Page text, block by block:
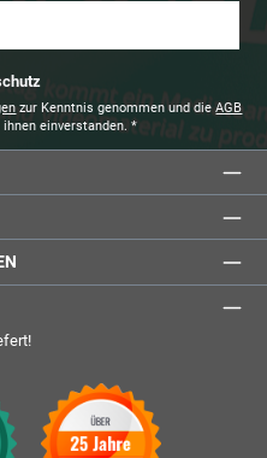
zur Kenntnis genommen und dieAGB
einverstanden. *